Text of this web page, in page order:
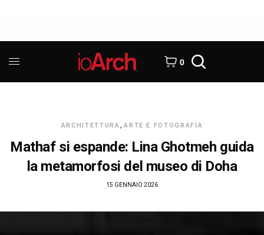
0
ARCHITETTURA, ARTE E FOTOGRAFIA
Mathaf si espande: Lina Ghotmeh guida
la metamorfosi del museo di Doha
15 GENNAIO 2026